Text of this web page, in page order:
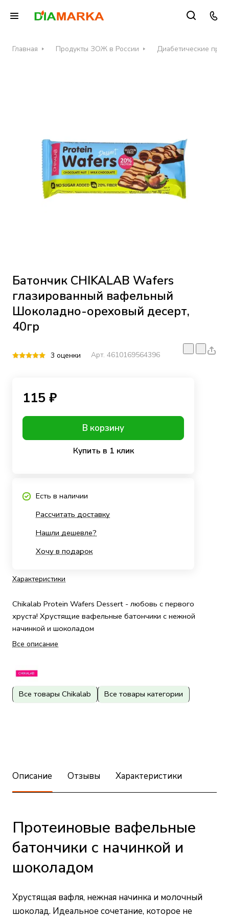
Главная Продукты ЗОЖ в России Диабетические
Батончик CHIKALAB Wafers
глазированный вафельный
Шоколадно-ореховый десерт,
40гр
3 оценки Арт. 4610169564396
Характеристики
Chikalab Protein Wafers Dessert - любовь с первого
хруста! Хрустящие вафельные батончики с нежной
начинкой и шоколадом
Все описание
Все товары Chikalab Все товары категории
115 ₽
В корзину
Купить в 1 клик
Есть в наличии
Рассчитать доставку
Нашли дешевле?
Хочу в подарок
Описание Отзывы Характеристики
Протеиновые вафельные
батончики с начинкой и
шоколадом
Хрустящая вафля, нежная начинка и молочный
шоколад. Идеальное сочетание, которое не